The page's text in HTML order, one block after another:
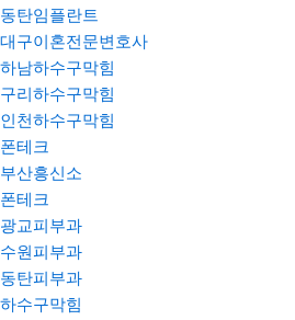
동탄임플란트
대구이혼전문변호사
하남하수구막힘
구리하수구막힘
인천하수구막힘
폰테크
부산흥신소
폰테크
광교피부과
수원피부과
동탄피부과
하수구막힘